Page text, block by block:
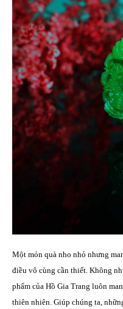
Một món quà nho nhỏ nhưng
điều vô cùng cần thiết. Không
phẩm của Hồ Gia Trang luôn
thiên nhiên. Giúp chúng ta,